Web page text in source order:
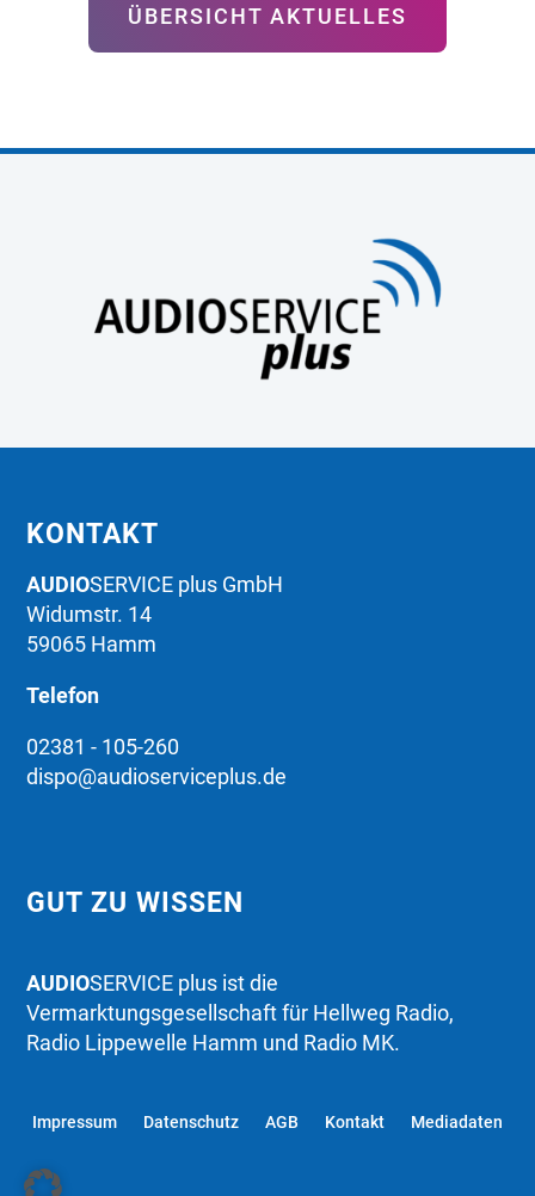
ÜBERSICHT AKTUELLES
KONTAKT
AUDIOSERVICE plus GmbH
Widumstr. 14
59065 Hamm
Telefon
02381 - 105-260
dispo@audioserviceplus.de
GUT ZU WISSEN
AUDIOSERVICE plus ist die
Vermarktungsgesellschaft für Hellweg Radio,
Radio Lippewelle Hamm und Radio MK.
Impressum Datenschutz AGB Kontakt Mediadaten